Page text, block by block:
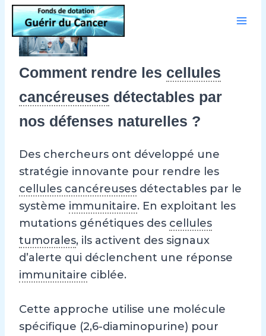
Aller
contenu
Comment rendre les cellules
cancéreuses détectables par
nos défenses naturelles ?
Des chercheurs ont développé une
stratégie innovante pour rendre les
cellules cancéreuses détectables par le
système immunitaire. En exploitant les
mutations génétiques des cellules
tumorales, ils activent des signaux
d’alerte qui déclenchent une réponse
immunitaire ciblée.
Cette approche utilise une molécule
spécifique (2,6-diaminopurine) pour